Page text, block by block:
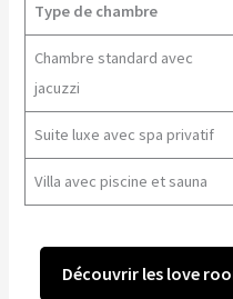
Type de chambre
Chambre standard avec
jacuzzi
Suite luxe avec spa privatif
Villa avec piscine et sauna
Découvrir les love